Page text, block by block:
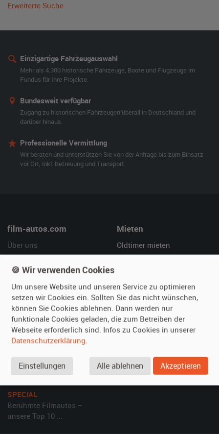
Erweiterte Suche
Einzigartige Fahrzeugauswahl
Mehr als 4.300 historische Fahrzeuge, Boote und Flugzeuge im
Fundus für Ihre Projekte.
Bundesweit verfügbar
Zugang zu historischen Fahrzeugen überall in Deutschland und
darüber hinaus.
Professionelle Vermittlung
Wir beraten und unterstützen Sie von der Anfrage bis zum Einsatz
vor Ort, inkl. Betreuung und Transport.
film-autos.com
Über uns
Referenzen
Kundenmeinungen
Mieten
Oldtimer mieten
Service
Vermieten
Oldtimer anmelden
Fotos senden
Fragen für Vermieter
Inserat verwalten
Hilfe
Häufige Fragen (FAQ)
Kontakt
SPECIAL
Berühmte Filmautos –
unsere Top 10 ...
🍪 Wir verwenden Cookies
Um unsere Website und unseren Service zu optimieren
setzen wir Cookies ein. Sollten Sie das nicht wünschen,
können Sie Cookies ablehnen. Dann werden nur
funktionale Cookies geladen, die zum Betreiben der
Webseite erforderlich sind. Infos zu Cookies in unserer
Datenschutzerklärung.
Einstellungen Alle ablehnen Akzeptieren